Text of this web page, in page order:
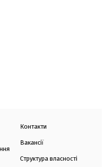
Контакти
Вакансії
Структура власності